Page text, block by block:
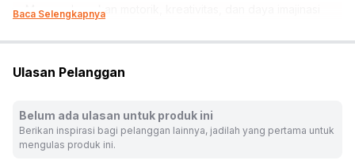
Mengembangkan motorik, kreativitas, dan daya imajinasi
Material berkualitas yang aman untuk anak-anak
*Warna dan desain tidak dapat dipilih, disesuaikan dengan
Rekomendasi umur pengguna: 3 tahun ke atas
Rekomendasi gender pengguna: boys
Jenis: mobil-mobilan
Baca Selengkapnya
Ulasan Pelanggan
Belum ada ulasan untuk produk ini
Berikan inspirasi bagi pelanggan lainnya, jadilah yang pertama untuk
mengulas produk ini.